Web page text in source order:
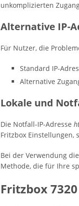
unkomplizierten
Alternative IP-
Für Nutzer, die
Standard IP-
Alternative
Lokale und
Die Notfall-IP-Adresse
Fritzbox Einstellungen,
Bei der Verwendung
Methode, die für Ihre
Fritzbox